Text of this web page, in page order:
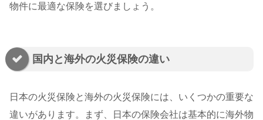
物件に最適な保険を選びましょう。
国内と海外の火災保険の違い
日本の火災保険と海外の火災保険には、いくつかの重要な
違いがあります。まず、日本の保険会社は基本的に海外物